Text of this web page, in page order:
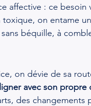
affective : ce besoin
on entame
béquille, à
on dévie de sa
avec son propre
des